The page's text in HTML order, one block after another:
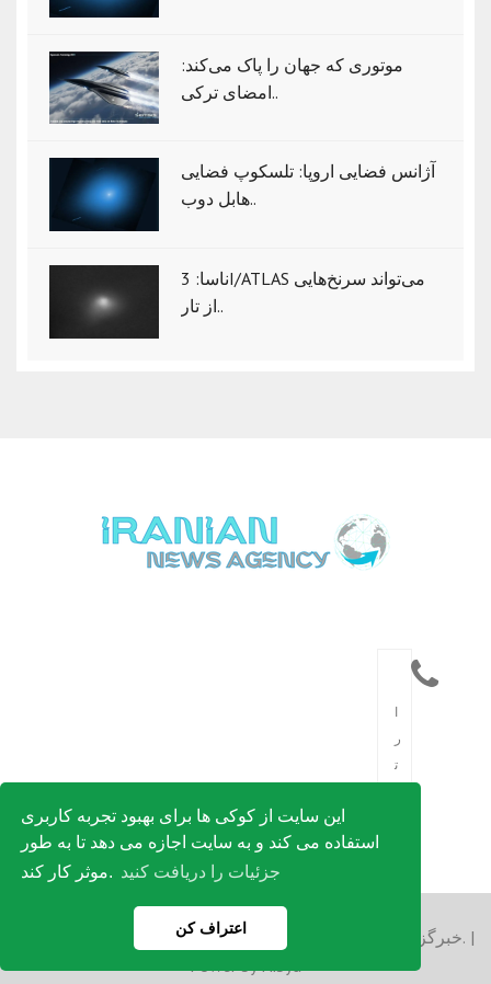
این سایت از کوکی ها برای بهبود تجربه کاربری
استفاده می کند و به سایت اجازه می دهد تا به طور
موثر کار کند. جزئیات را دریافت کنید
اعتراف کن
موتوری که جهان را پاک می‌کند:
امضای ترکی..
آژانس فضایی اروپا: تلسکوپ فضایی
هابل دوب..
ناسا: 3I/ATLAS می‌تواند سرنخ‌هایی
از تار..
ا
ر
ت